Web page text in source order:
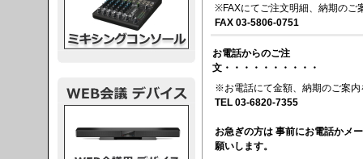
※FAXにてご注文明細、納期のご
FAX 03-5806-0751
お電話からのご注
文・・・・・・・・・・
※お電話にて金額、納期のご案内
TEL 03-6820-7355
お急ぎの方は 事前にお電話かメ
願いします。